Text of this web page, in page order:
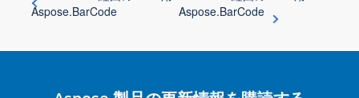
Aspose.BarCode
Aspose.BarCode